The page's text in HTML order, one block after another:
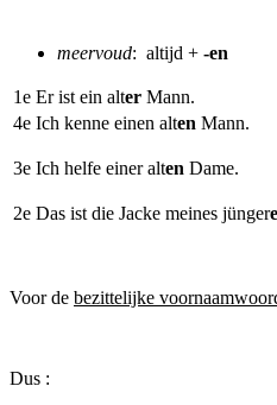
meervoud: altijd + -en
1e Er ist ein alter Mann.
4e Ich kenne einen alten Mann.
3e Ich helfe einer alten Dame.
2e Das ist die Jacke meines jünger
Voor de bezittelijke
Dus :